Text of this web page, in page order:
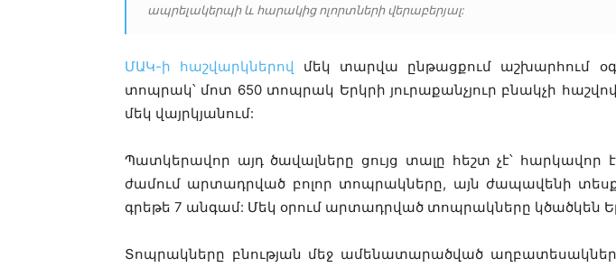
ապրելակերպի և հարակից ոլորտների վերաբերյալ:
ՄԱԿ-ի հաշվարկներով մեկ տարվա ընթացքում աշխարհում
տոպրակ՝ մոտ 650 տոպրակ Երկրի յուրաքանչյուր բնակչի
մեկ վայրկյանում:
Պատկերավոր այդ ծավալները ցույց տալը հեշտ չէ՝
ժամում արտադրված բոլոր տոպրակները, այն ժապավենի
գրեթե 7 անգամ: Մեկ օրում արտադրված տոպրակները կծածկեն
Տոպրակները բնության մեջ ամենատարածված